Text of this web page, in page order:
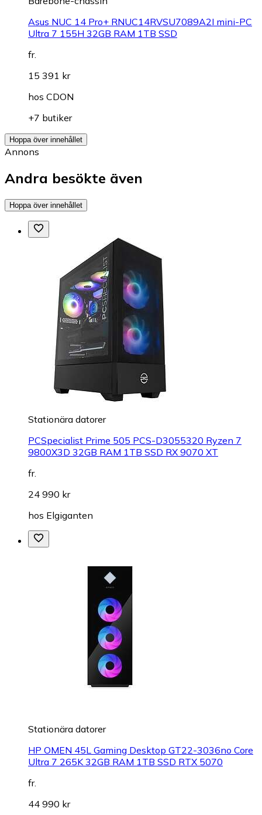
Asus NUC 14 Pro+ RNUC14RVSU7089A2I mini-PC
Ultra 7 155H 32GB RAM 1TB SSD
fr.
15 391 kr
hos CDON
+7 butiker
Hoppa över innehållet
Annons
Andra besökte även
Hoppa över innehållet
Stationära datorer
PCSpecialist Prime 505 PCS-D3055320 Ryzen 7
9800X3D 32GB RAM 1TB SSD RX 9070 XT
fr.
24 990 kr
hos Elgiganten
Stationära datorer
HP OMEN 45L Gaming Desktop GT22-3036no Core
Ultra 7 265K 32GB RAM 1TB SSD RTX 5070
fr.
44 990 kr